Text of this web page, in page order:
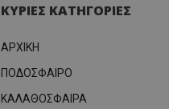
ΚΥΡΙΕΣ ΚΑΤΗΓΟΡΙΕΣ
ΑΡΧΙΚΗ
ΠΟΔΟΣΦΑΙΡΟ
ΚΑΛΑΘΟΣΦΑΙΡΑ